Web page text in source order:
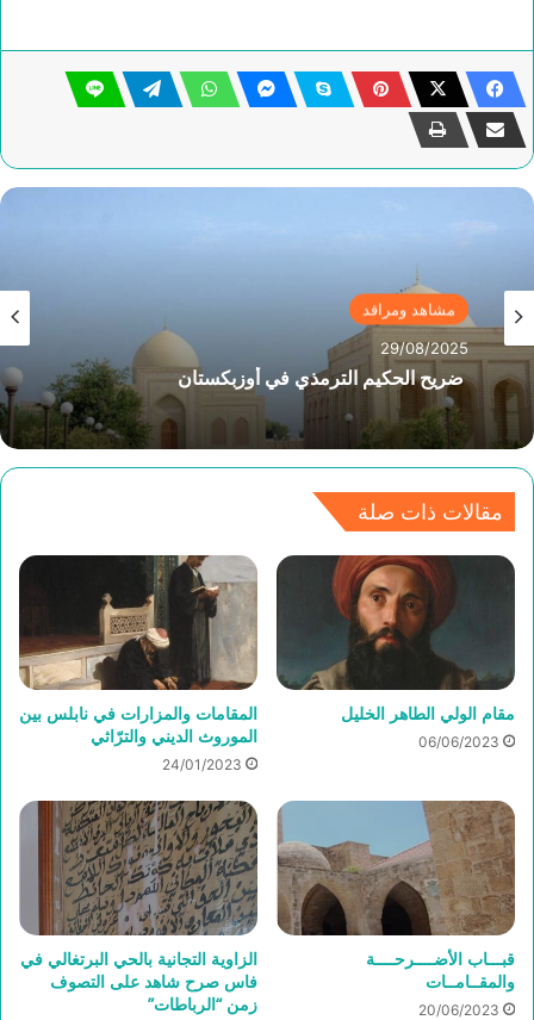
مشاهد ومراقد
29/08/2025
ضريح الحكيم الترمذي في أوزبكستان
مقالات ذات صلة
مقام الولي الطاهر الخليل
06/06/2023
المقامات والمزارات في نابلس بين
الموروث الديني والترّاثي
24/01/2023
قبـــاب الأضــــرحــــة
والمقــامــات
20/06/2023
الزاوية التجانية بالحي البرتغالي في
فاس صرح شاهد على التصوف
زمن “الرباطات”